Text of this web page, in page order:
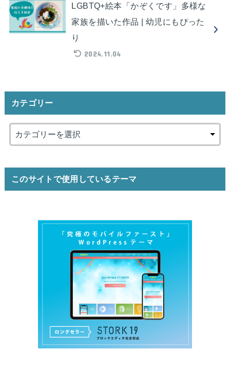
LGBTQ+絵本「かぞくです」多様な
家族を描いた作品 | 幼児にもぴった
り
2024.11.04
カテゴリー
このサイトで使用しているテーマ